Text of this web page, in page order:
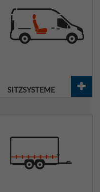
SITZSYSTEME